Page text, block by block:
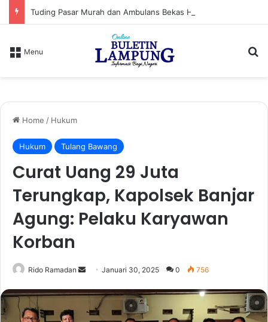
Menu
Home / Hukum
Hukum Tulang Bawang
Curat Uang 29 Juta
Terungkap, Kapolsek Banjar
Agung: Pelaku Karyawan
Korban
Rido Ramadan
n
d
Januari 30, 2025 0 756